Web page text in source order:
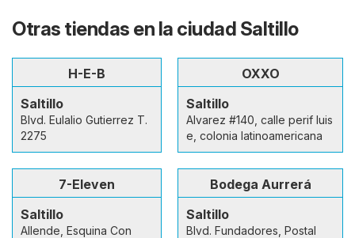
Otras tiendas en la ciudad Saltillo
H-E-B
Saltillo
Blvd. Eulalio Gutierrez T.
2275
OXXO
Saltillo
Alvarez #140, calle perif luis
e, colonia latinoamericana
7-Eleven
Saltillo
Allende, Esquina Con
Bodega Aurrerá
Saltillo
Blvd. Fundadores, Postal